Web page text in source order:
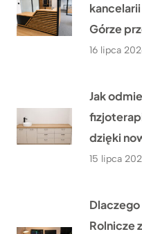
Górze
16 lipca
Jak
dzięki
15 lipca
Dlaczego
Rolnicze